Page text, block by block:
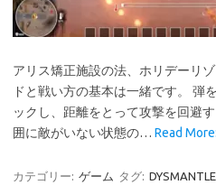
アリス矯正施設の法、ホリデーリ
ドと戦い方の基本は一緒です。 弾
ックし、距離をとって攻撃を回避
囲に敵がいない状態の… Read
カテゴリー: ゲーム タグ: